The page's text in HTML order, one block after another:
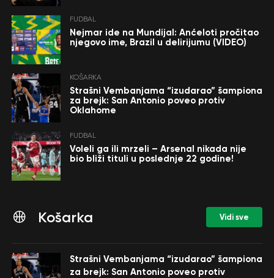
FUDBAL
Nejmar ide na Mundijal: Anćeloti pročitao
njegovo ime, Brazil u delirijumu (VIDEO)
KOŠARKA
Strašni Vembanjama “izudarao” šampiona
za brejk: San Antonio poveo protiv
Oklahome
FUDBAL
Voleli ga ili mrzeli – Arsenal nikada nije
bio bliži tituli u poslednje 22 godine!
Košarka Vidi sve
Strašni Vembanjama “izudarao” šampiona
za brejk: San Antonio poveo protiv